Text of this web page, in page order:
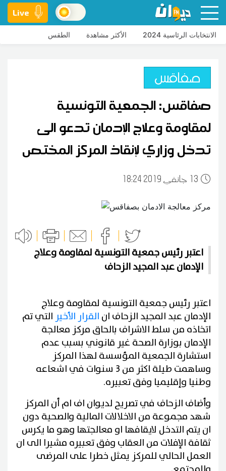
Live
الانتخابات الرئاسية 2024 الأكثر مشاهدة الطقس
صفاقس
صفاقس: الجمعية التونسية
لمقاومة وعلاج الإدمان تدعو الى
تدخل وزاري لإنقاذ المركز المختص
13 18:24 2019 جانفي
اعتبر رئيس جمعية التونسية لمقاومة وعلاج
الإدمان عبد المجيد الزحاف
اعتبر رئيس جمعية التونسية لمقاومة وعلاج
الإدمان عبد المجيد الزحاف ان القرار الأخير التي تم
اتخاذه من سلط الاشراف بالحاق مركز معالجة
الإدمان بوزارة الصحة غير قانوني بسبب عدم
استشارة الجمعية المؤسسة لهذا المركز
وساهمت طيلة اكثر من 3 سنوات في اشعاعه
وطنيا وإقليميا وفق تعبيره.
وأضاف الزحاف في تصريح لديوان اف ام أن المركز
شهد مجموعة من الاخلالات المالية والصحية دون
ان يتم التدخل لايقافها او معالجتها وهو ما يكرس
ثقافة الإفلات من العقاب وفق تعبيره مشيرا الى ان
العمل الحالي للمركز يمثل خطرا على المرضى